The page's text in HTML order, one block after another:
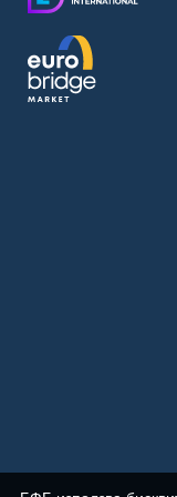
BASF SE (BAS)
Bayer AG (BAYN)
Bayerische Motoren
BE Semiconductor
Capital One